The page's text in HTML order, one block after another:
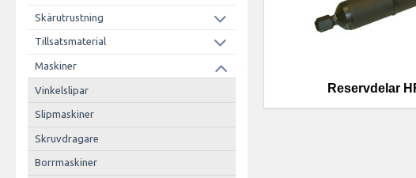
Skärutrustning
Tillsatsmaterial
Maskiner
Vinkelslipar
Slipmaskiner
Skruvdragare
Borrmaskiner
Reservdelar